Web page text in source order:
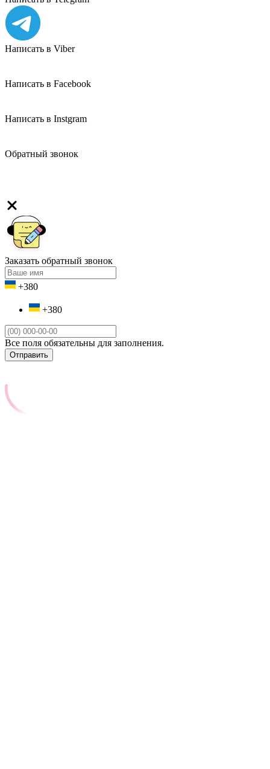
Написать в Viber
Написать в Facebook
Написать в Instgram
Обратный звонок
Заказать обратный звонок
+380
+380
Все поля обязательны для заполнения.
Отправить